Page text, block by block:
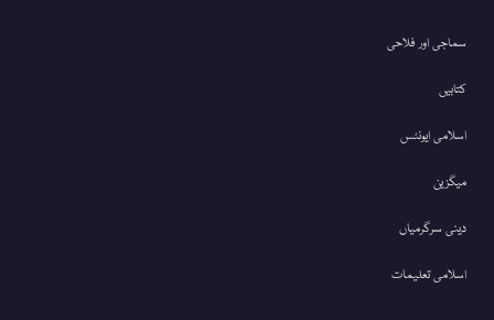
سماجی اور فلاحی
کتابیں
اسلامی ایونٹس
میگزین
دینی سرگرمیاں
اسلامی تعلیمات